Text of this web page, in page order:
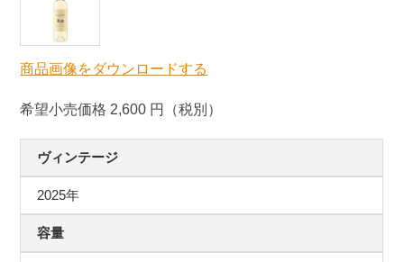
商品画像をダウンロードする
希望小売価格 2,600 円（税別）
ヴィンテージ
2025年
容量